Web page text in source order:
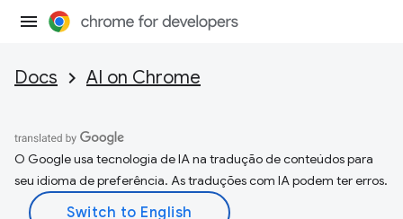
Docs AI on Chrome
O Google usa tecnologia de IA na tradução de conteúdos para
seu idioma de preferência. As traduções com IA podem ter erros.